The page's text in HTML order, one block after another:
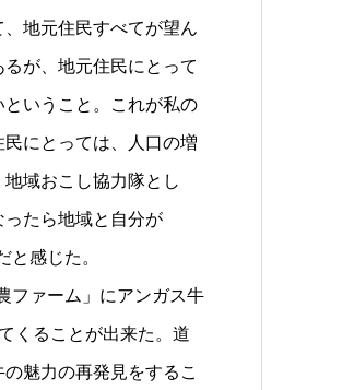
地元住民すべてが望ん
が、地元住民にとって
いうこと。これが私の
にとっては、人口の増
域おこし協力隊とし
たら地域と自分が
と感じた。
ファーム」にアンガス牛
くることが出来た。道
魅力の再発見をするこ